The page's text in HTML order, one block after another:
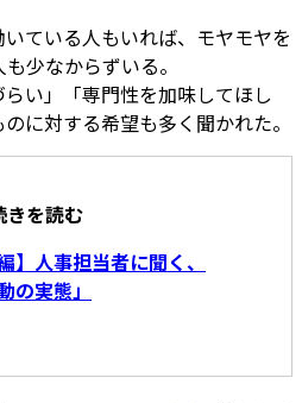
ている人もいれば、モヤモヤを
少なからずいる。
い」「専門性を加味してほし
に対する希望も多く聞かれた。
きを読む
】人事担当者に聞く、
の実態」